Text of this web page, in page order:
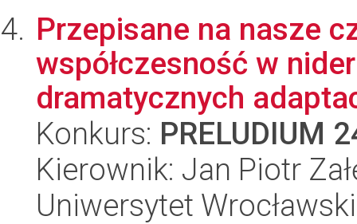
Przepisane na nasze
współczesność w
dramatycznych
Konkurs: PRELUDIUM
Kierownik: Jan Piotr
Uniwersytet Wrocławski